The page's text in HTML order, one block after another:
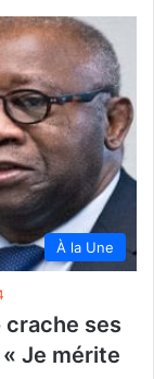
À la Une
crache ses
Je mérite